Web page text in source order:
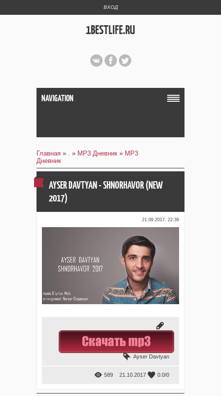
ВХОД
1BESTLIFE.RU
NAVIGATION
Главная » . » MP3 Дневник » MP3
Дневник
AYSER DAVTYAN - SHNORHAVOR (NEW
2017)
21.09.2017, 22:39
Ayser Davtyan
589 21.10.2017 0.0/0